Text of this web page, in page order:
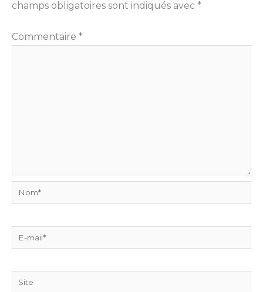
champs obligatoires sont indiqués avec *
Commentaire *
Nom*
E-
mail*
Site